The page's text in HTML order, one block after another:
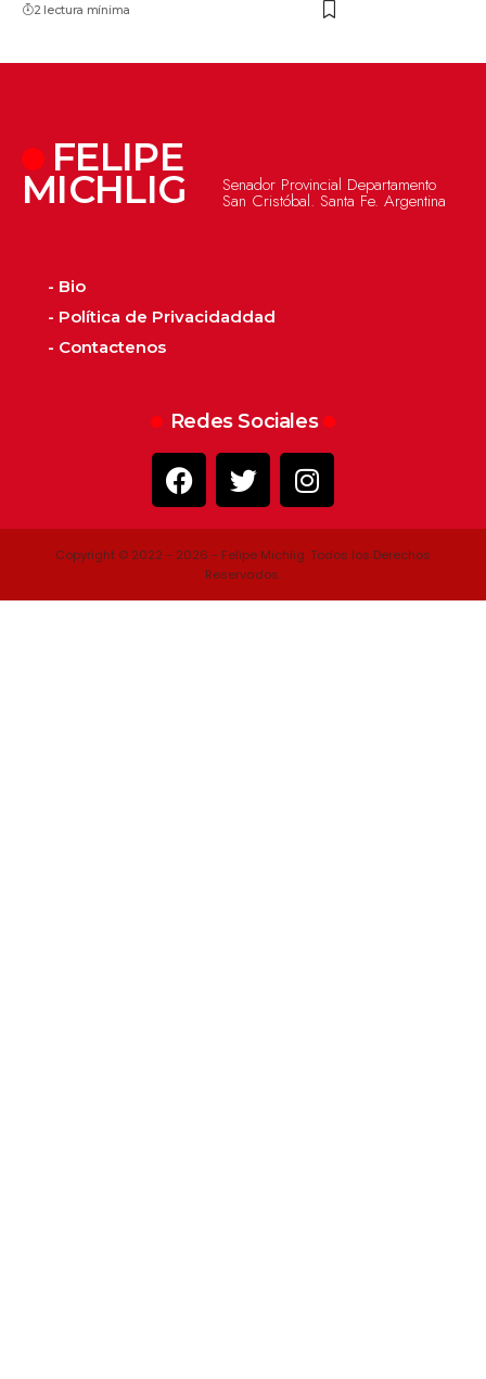
2 lectura mínima
FELIPE
MICHLIG Senador Provincial Departamento
San Cristóbal. Santa Fe. Argentina
- Bio
- Política de Privacidaddad
- Contactenos
Redes Sociales
Copyright © 2022 - 2026 - Felipe Michlig. Todos los Derechos
Reservados.